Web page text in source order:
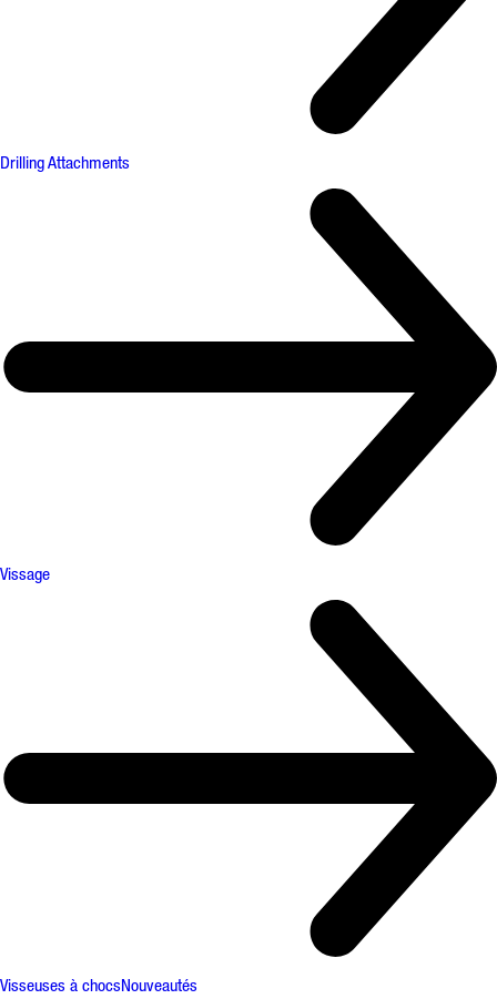
Drilling Attachments
Vissage
Visseuses à chocsNouveautés